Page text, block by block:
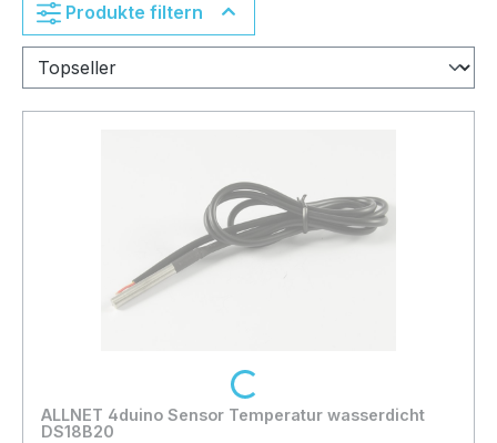
Produkte filtern
ALLNET 4duino Sensor Temperatur wasserdicht
DS18B20
Loading...